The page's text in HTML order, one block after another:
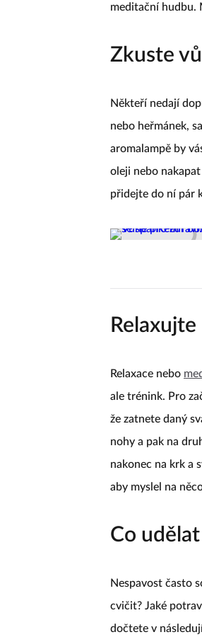
meditační hudbu.
Zkuste
Někteří nedají
nebo heřmánek,
aromalampě by
oleji nebo
přidejte do ní pár
Relaxujte
Relaxace nebo
ale trénink. Pro
že zatnete daný
nohy a pak na
nakonec na krk a
aby myslel na
Co
Nespavost často
cvičit? Jaké
dočtete v